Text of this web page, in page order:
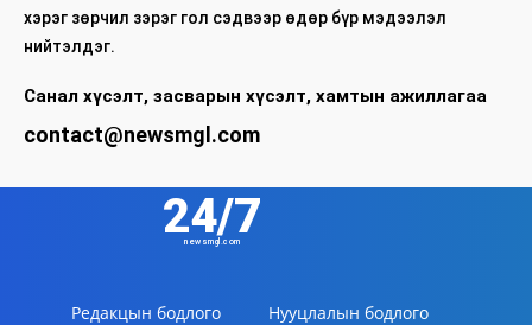
хэрэг зөрчил зэрэг гол сэдвээр өдөр бүр мэдээлэл
нийтэлдэг.
Санал хүсэлт, засварын хүсэлт, хамтын ажиллагаа
contact@newsmgl.com
24/7
newsmgl.com
Редакцын бодлого
Нууцлалын бодлого